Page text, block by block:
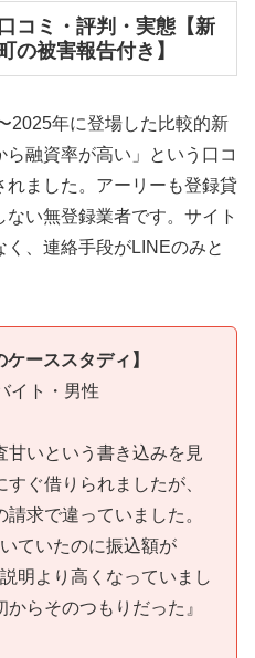
コミ・評判・実態【新
の被害報告付き】
2025年に登場した比較的新
融資率が高い」という口コ
れました。アーリーも登録貸
い無登録業者です。サイト
く、連絡手段がLINEのみと
ーススタディ】
イト・男性
甘いという書き込みを見
ぐ借りられましたが、
求で違っていました。
ていたのに振込額が
明より高くなっていまし
らそのつもりだった』